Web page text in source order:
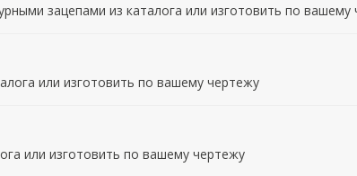
зацепами из каталога или изготовить по вашему
или изготовить по вашему чертежу
или изготовить по вашему чертежу